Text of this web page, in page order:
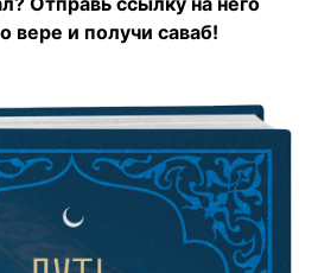
вере и получи саваб!